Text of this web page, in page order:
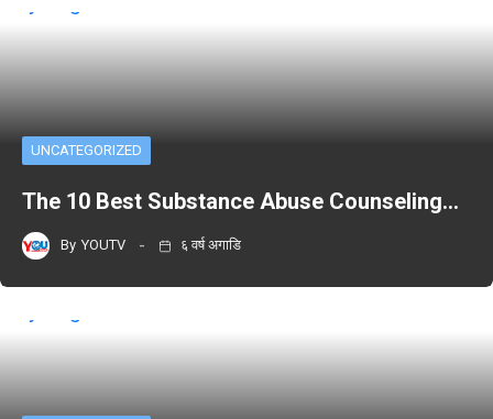
UNCATEGORIZED
The 10 Best Substance Abuse Counseling…
By YOUTV ६ वर्ष अगाडि